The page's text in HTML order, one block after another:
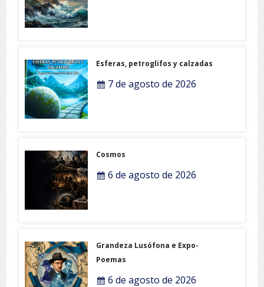
Esferas, petroglifos y calzadas
7 de agosto de 2026
Cosmos
6 de agosto de 2026
Grandeza Lusófona e Expo-
Poemas
6 de agosto de 2026